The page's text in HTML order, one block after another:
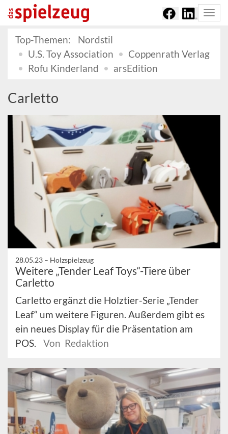
Top-Themen:
Nordstil
U.S. Toy Association
Coppenrath Verlag
Rofu Kinderland
arsEdition
Carletto
28.05.23 – Holzspielzeug
Weitere „Tender Leaf Toys“-Tiere über
Carletto
Carletto ergänzt die Holztier-Serie „Tender
Leaf“ um weitere Figuren. Außerdem gibt es
ein neues Display für die Präsentation am
POS.
Von Redaktion